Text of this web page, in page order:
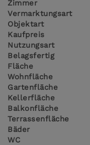
Zimmer
Vermarktungsart
Objektart
Kaufpreis
Nutzungsart
Belagsfertig
Fläche
Wohnfläche
Gartenfläche
Kellerfläche
Balkonfläche
Terrassenfläche
Bäder
WC